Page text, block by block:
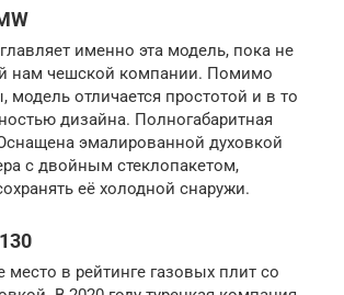
именно эта модель, пока не
нам чешской компании. Помимо
модель отличается простотой и в то
дизайна. Полногабаритная
эмалированной духовкой
с двойным стеклопакетом,
её холодной снаружи.
место в рейтинге газовых плит со